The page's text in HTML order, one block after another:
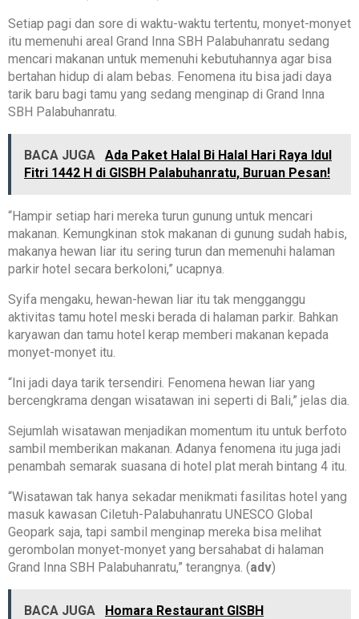
Setiap pagi dan sore di waktu-waktu tertentu, monyet-monyet
itu memenuhi areal Grand Inna SBH Palabuhanratu sedang
mencari makanan untuk memenuhi kebutuhannya agar bisa
bertahan hidup di alam bebas. Fenomena itu bisa jadi daya
tarik baru bagi tamu yang sedang menginap di Grand Inna
SBH Palabuhanratu.
BACA JUGA
Ada Paket Halal Bi Halal Hari Raya Idul
Fitri 1442 H di GISBH Palabuhanratu, Buruan Pesan!
“Hampir setiap hari mereka turun gunung untuk mencari
makanan. Kemungkinan stok makanan di gunung sudah habis,
makanya hewan liar itu sering turun dan memenuhi halaman
parkir hotel secara berkoloni,” ucapnya.
Syifa mengaku, hewan-hewan liar itu tak mengganggu
aktivitas tamu hotel meski berada di halaman parkir. Bahkan
karyawan dan tamu hotel kerap memberi makanan kepada
monyet-monyet itu.
“Ini jadi daya tarik tersendiri. Fenomena hewan liar yang
bercengkrama dengan wisatawan ini seperti di Bali,” jelas dia.
Sejumlah wisatawan menjadikan momentum itu untuk berfoto
sambil memberikan makanan. Adanya fenomena itu juga jadi
penambah semarak suasana di hotel plat merah bintang 4 itu.
“Wisatawan tak hanya sekadar menikmati fasilitas hotel yang
masuk kawasan Ciletuh-Palabuhanratu UNESCO Global
Geopark saja, tapi sambil menginap mereka bisa melihat
gerombolan monyet-monyet yang bersahabat di halaman
Grand Inna SBH Palabuhanratu,” terangnya. (adv)
BACA JUGA
Homara Restaurant GISBH